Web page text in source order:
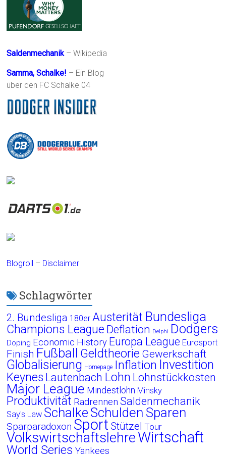
Saldenmechanik– Wikipedia
Samma, Schalke! – Ein Blog
über den FC Schalke 04
Blogroll – Disclaimer
Schlagwörter
2. Bundesliga 180er Austerität Bundesliga
Champions League Deflation Delphi Dodgers
Doping Economic History Europa League Eurosport
Finish Fußball Geldtheorie Gewerkschaft
Globalisierung Homepage Inflation Investition
Keynes Lautenbach Lohn Lohnstückkosten
Major League Mindestlohn Minsky
Produktivität Radrennen Saldenmechanik
Say's Law Schalke Schulden Sparen
Sparparadoxon Sport Stützel Tour
VolkswirtschaftslehreWirtschaft
World Series Yankees